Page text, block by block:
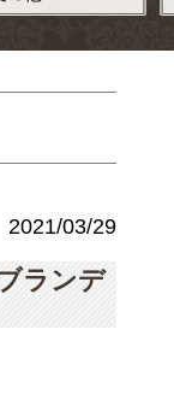
2021/03/29
ランデ